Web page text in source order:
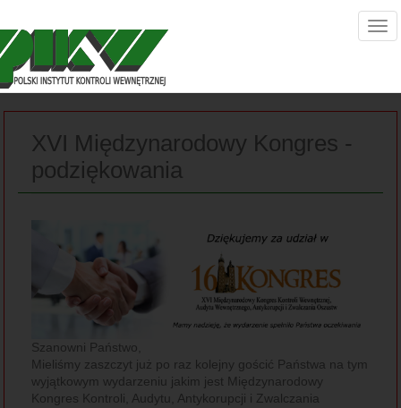
XVI Międzynarodowy Kongres -
podziękowania
Szanowni Państwo,
Mieliśmy zaszczyt już po raz kolejny gościć Państwa na tym
wyjątkowym wydarzeniu jakim jest Międzynarodowy
Kongres Kontroli, Audytu, Antykorupcji i Zwalczania